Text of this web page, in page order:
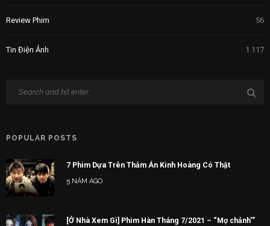
Review Phim 56
Tin Điện Ảnh 1.117
POPULAR POSTS
7 Phim Dựa Trên Thảm Án Kinh Hoàng Có Thật
5 NĂM AGO
[Ở Nhà Xem Gì] Phim Hàn Tháng 7/2021 – “Mợ chảnh'”